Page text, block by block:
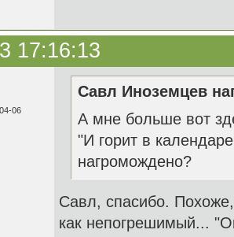
17:16:13
06
Савл Иноземцев
А мне больше вот
"И горит в
нагромождено?
Савл, спасибо.
как непогрешимый...